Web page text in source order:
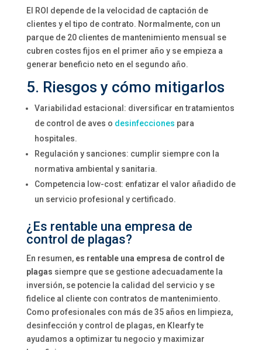
El ROI depende de la velocidad de captación de
clientes y el tipo de contrato. Normalmente, con un
parque de 20 clientes de mantenimiento mensual se
cubren costes fijos en el primer año y se empieza a
generar beneficio neto en el segundo año.
5. Riesgos y cómo mitigarlos
Variabilidad estacional: diversificar en tratamientos
de control de aves o desinfecciones para
hospitales.
Regulación y sanciones: cumplir siempre con la
normativa ambiental y sanitaria.
Competencia low-cost: enfatizar el valor añadido de
un servicio profesional y certificado.
¿Es rentable una empresa de
control de plagas?
En resumen, es rentable una empresa de control de
plagas siempre que se gestione adecuadamente la
inversión, se potencie la calidad del servicio y se
fidelice al cliente con contratos de mantenimiento.
Como profesionales con más de 35 años en limpieza,
desinfección y control de plagas, en Klearfy te
ayudamos a optimizar tu negocio y maximizar